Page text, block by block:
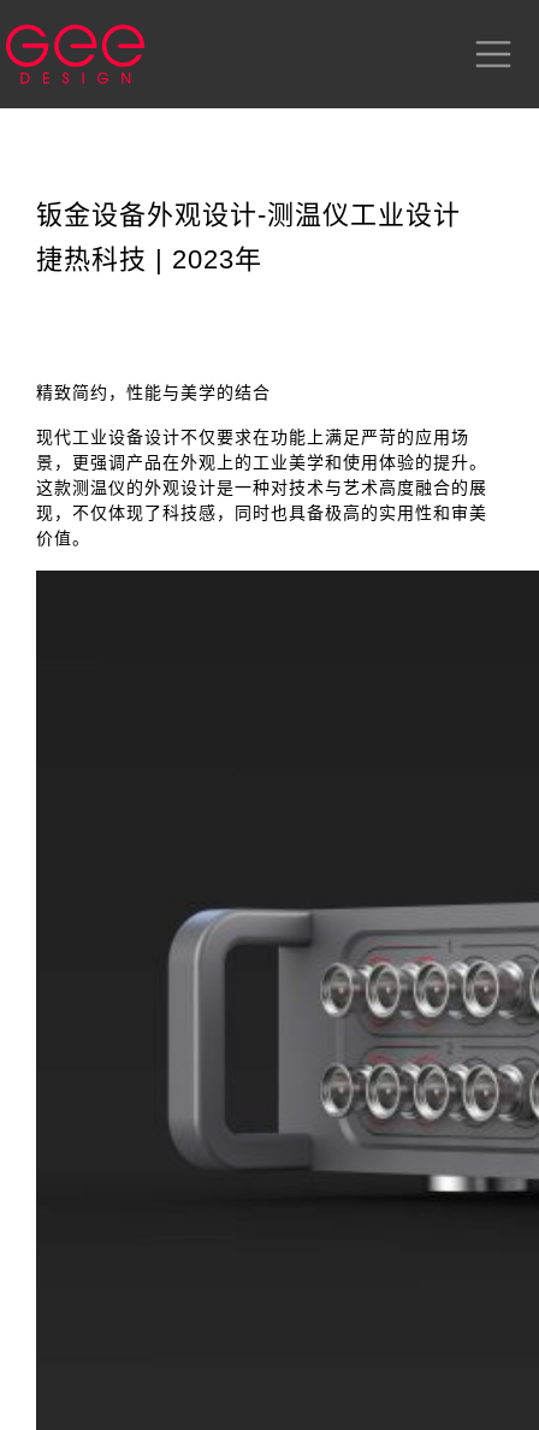
钣金设备外观设计-测温仪工业设计
捷热科技 | 2023年
精致简约，性能与美学的结合
现代工业设备设计不仅要求在功能上满足严苛的应用场
景，更强调产品在外观上的工业美学和使用体验的提升。
这款测温仪的外观设计是一种对技术与艺术高度融合的展
现，不仅体现了科技感，同时也具备极高的实用性和审美
价值。